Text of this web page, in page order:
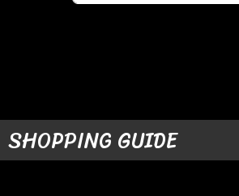
SHOPPING GUIDE